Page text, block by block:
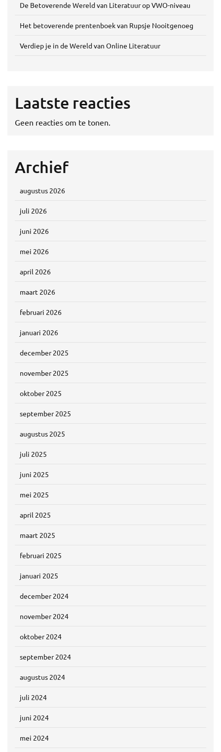
De Betoverende Wereld van Literatuur op VWO-niveau
Het betoverende prentenboek van Rupsje Nooitgenoeg
Verdiep je in de Wereld van Online Literatuur
Laatste reacties
Geen reacties om te tonen.
Archief
augustus 2026
juli 2026
juni 2026
mei 2026
april 2026
maart 2026
februari 2026
januari 2026
december 2025
november 2025
oktober 2025
september 2025
augustus 2025
juli 2025
juni 2025
mei 2025
april 2025
maart 2025
februari 2025
januari 2025
december 2024
november 2024
oktober 2024
september 2024
augustus 2024
juli 2024
juni 2024
mei 2024